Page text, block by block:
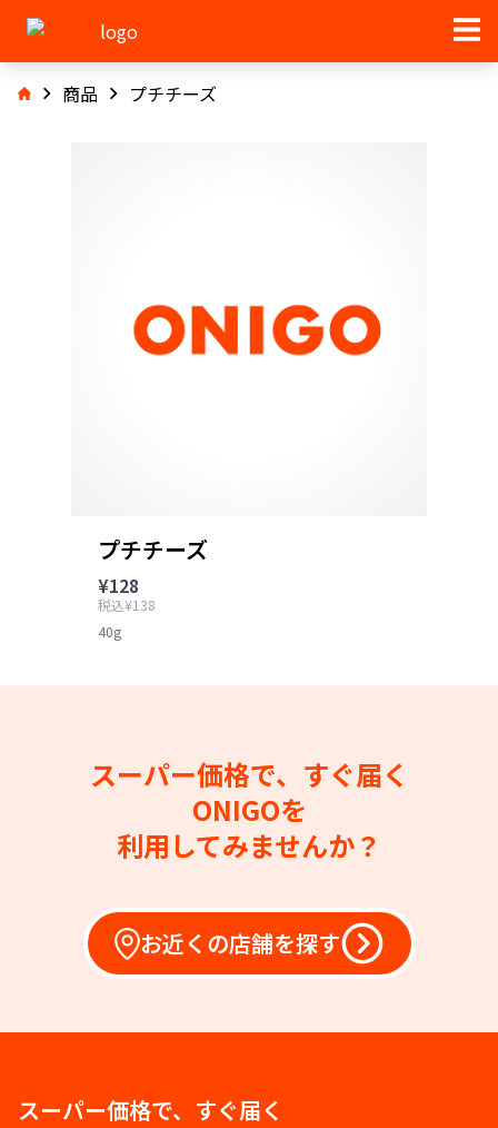
商品 プチチーズ
プチチーズ
¥128
税込¥138
40g
スーパー価格で、すぐ届く
ONIGOを
利用してみませんか？
お近くの店舗を探す
スーパー価格で、すぐ届く